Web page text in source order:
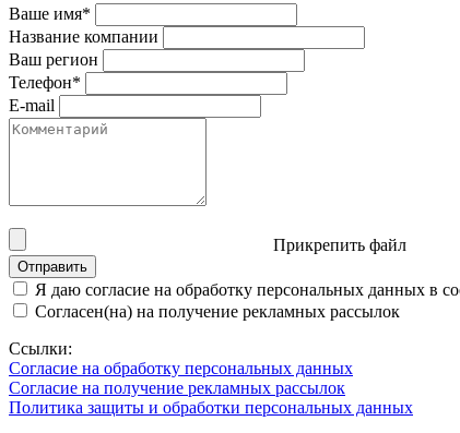
Ваше имя*
Название компании
Ваш регион
Телефон*
E-mail
Прикрепить файл
Отправить
Я даю согласие на обработку персональных данных в
Согласен(на) на получение рекламных рассылок
Ссылки:
Согласие на обработку персональных данных
Согласие на получение рекламных рассылок
Политика защиты и обработки персональных данных